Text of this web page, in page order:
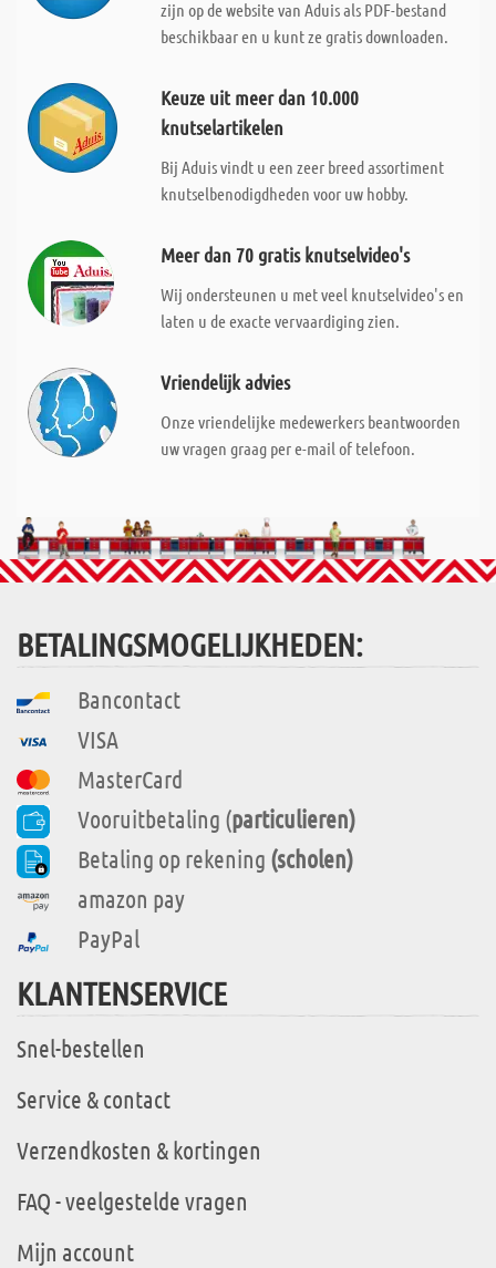
zijn op de website van Aduis als PDF-bestand
beschikbaar en u kunt ze gratis downloaden.
Keuze uit meer dan 10.000
knutselartikelen
Bij Aduis vindt u een zeer breed assortiment
knutselbenodigdheden voor uw hobby.
Meer dan 70 gratis knutselvideo's
Wij ondersteunen u met veel knutselvideo's en
laten u de exacte vervaardiging zien.
Vriendelijk advies
Onze vriendelijke medewerkers beantwoorden
uw vragen graag per e-mail of telefoon.
BETALINGSMOGELIJKHEDEN:
Bancontact
VISA
MasterCard
Vooruitbetaling (particulieren)
Betaling op rekening (scholen)
amazon pay
PayPal
KLANTENSERVICE
Snel-bestellen
Service & contact
Verzendkosten & kortingen
FAQ - veelgestelde vragen
Mijn account